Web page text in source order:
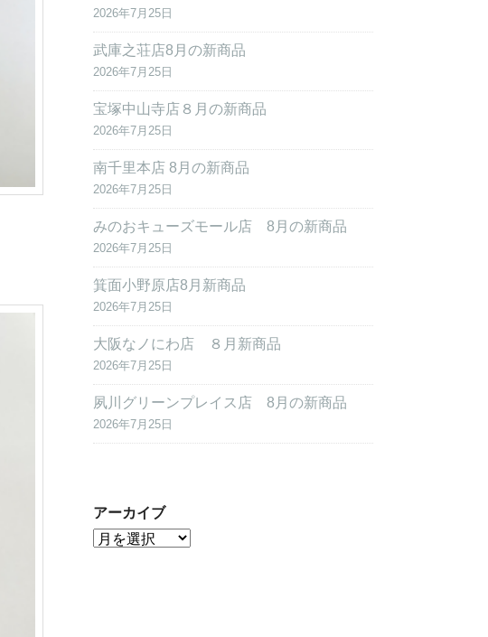
2026年7月25日
武庫之荘店8月の新商品
2026年7月25日
宝塚中山寺店８月の新商品
2026年7月25日
南千里本店 8月の新商品
2026年7月25日
みのおキューズモール店 8月の新商品
2026年7月25日
箕面小野原店8月新商品
2026年7月25日
大阪なノにわ店 ８月新商品
2026年7月25日
夙川グリーンプレイス店 8月の新商品
2026年7月25日
アーカイブ